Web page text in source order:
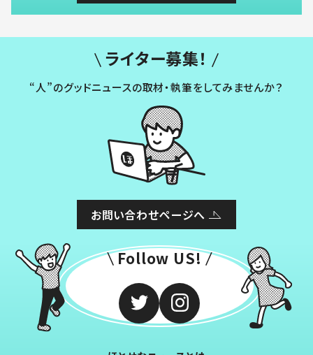
ライター募集！
“人”のグッドニュースの取材・執筆をしてみませんか？
お問い合わせページへ
Follow US!